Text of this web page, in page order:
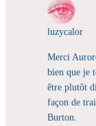
luzycalor
Merci
bien que je
être plutôt
façon de
Burton.